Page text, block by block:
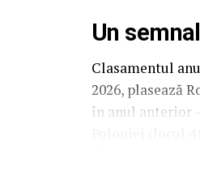
Un
Clasamentul
2026, plasează
în anul anterior